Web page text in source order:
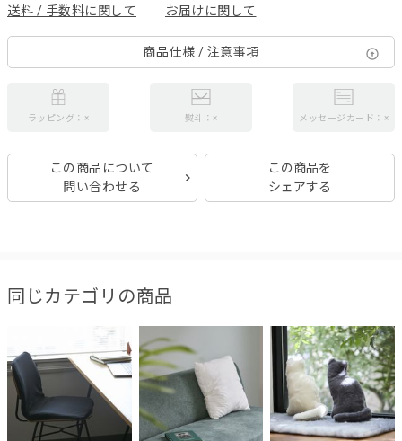
送料 / 手数料に関して お届けに関して
商品仕様 / 注意事項
ラッピング：× 熨斗：× メッセージカード：×
この商品について
問い合わせる
この商品を
シェアする
同じカテゴリの商品